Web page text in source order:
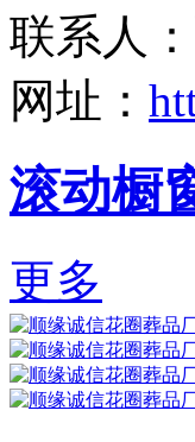
联系人
网址：
滚动橱
更多